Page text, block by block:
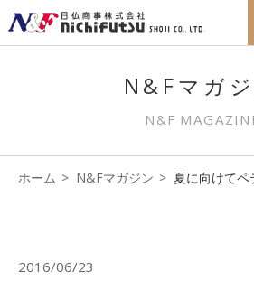
N&Fマガ
N&F
ホーム N&Fマガジン 夏に向けてペ
2016/06/23